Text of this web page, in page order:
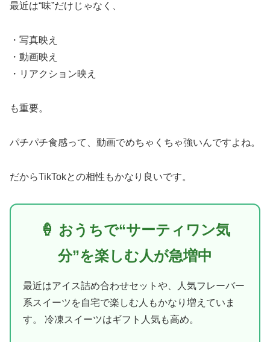
最近は“味”だけじゃなく、
・写真映え
・動画映え
・リアクション映え
も重要。
パチパチ食感って、動画でめちゃくちゃ強いんですよね。
だからTikTokとの相性もかなり良いです。
🍦 おうちで“サーティワン気
分”を楽しむ人が急増中
最近はアイス詰め合わせセットや、人気フレーバー
系スイーツを自宅で楽しむ人もかなり増えていま
す。 冷凍スイーツはギフト人気も高め。